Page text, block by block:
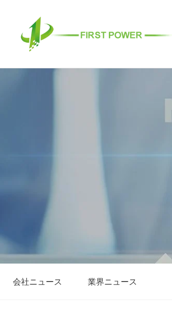
キ
会社ニュース 業界ニュース